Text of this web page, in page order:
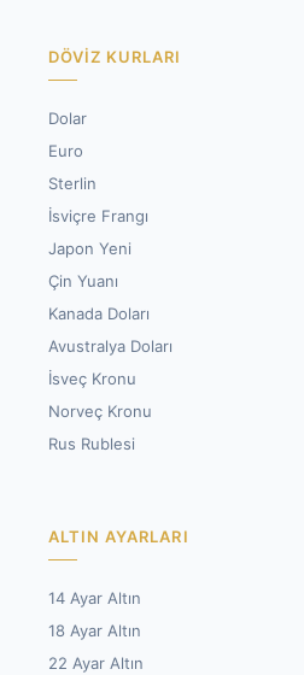
DÖVIZ KURLARI
Dolar
Euro
Sterlin
İsviçre Frangı
Japon Yeni
Çin Yuanı
Kanada Doları
Avustralya Doları
İsveç Kronu
Norveç Kronu
Rus Rublesi
ALTIN AYARLARI
14 Ayar Altın
18 Ayar Altın
22 Ayar Altın